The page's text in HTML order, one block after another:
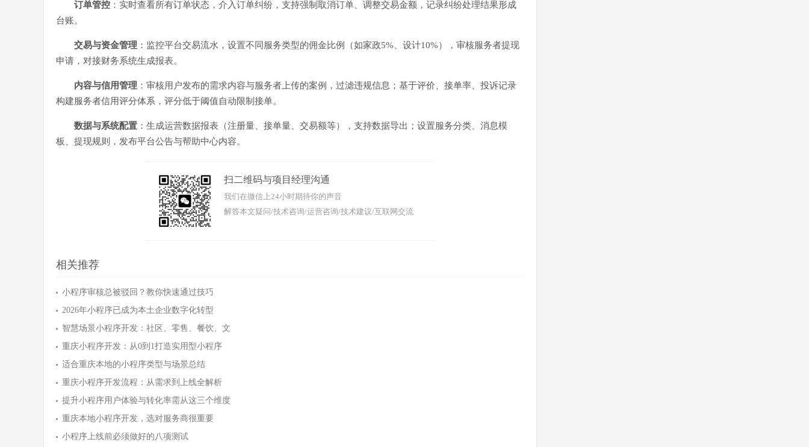
订单管控 ：实时查看所有订单状态，介入订单纠纷，支持强制取消订单、调整交易金额，记录纠纷处理结果形成
台账。
交易与资金管理 ：监控平台交易流水，设置不同服务类型的佣金比例（如家政5%、设计10%），审核服务者提现
申请，对接财务系统生成报表。
内容与信用管理 ：审核用户发布的需求内容与服务者上传的案例，过滤违规信息；基于评价、接单率、投诉记录
构建服务者信用评分体系，评分低于阈值自动限制接单。
数据与系统配置 ：生成运营数据报表（注册量、接单量、交易额等），支持数据导出；设置服务分类、消息模
板、提现规则，发布平台公告与帮助中心内容。
扫二维码与项目经理沟通
我们在微信上24小时期待你的声音
解答本文疑问/技术咨询/运营咨询/技术建议/互联网交流
相关推荐
小程序审核总被驳回？教你快速通过技巧
2026年小程序已成为本土企业数字化转型
智慧场景小程序开发：社区、零售、餐饮、文
重庆小程序开发：从0到1打造实用型小程序
适合重庆本地的小程序类型与场景总结
重庆小程序开发流程：从需求到上线全解析
提升小程序用户体验与转化率需从这三个维度
重庆本地小程序开发，选对服务商很重要
小程序上线前必须做好的八项测试